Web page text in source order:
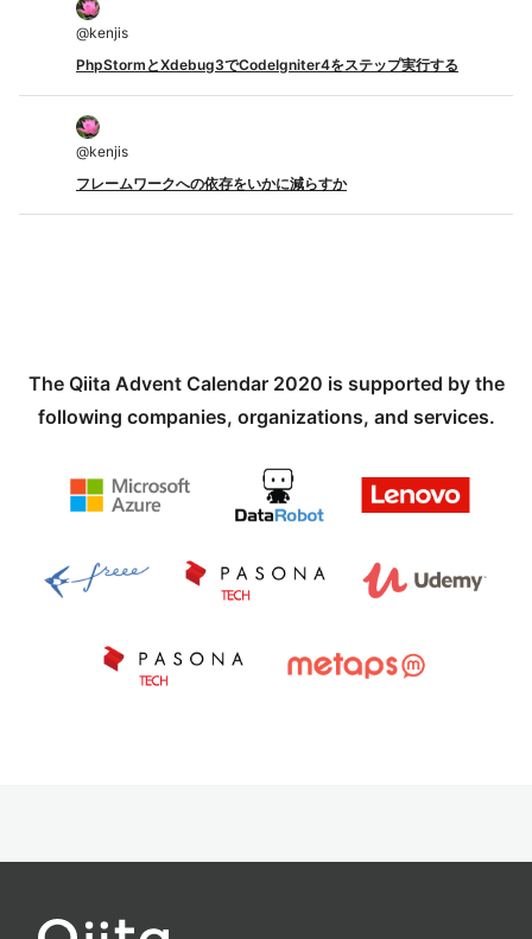
@kenjis
PhpStormとXdebug3でCodeIgniter4をステップ実行する
@kenjis
フレームワークへの依存をいかに減らすか
The Qiita Advent Calendar 2020 is supported by the
following companies, organizations, and services.